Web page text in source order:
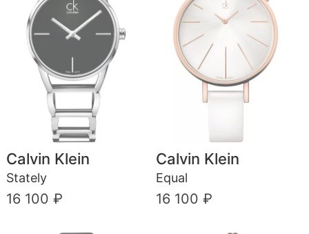
Calvin Klein
Stately
16 100 ₽
Calvin Klein
Equal
16 100 ₽